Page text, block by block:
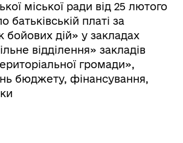
Електронна черга в ТЦК
міської ради від 25 лютого
батьківській платі за
бойових дій» у закладах
відділення» закладів
громади»,
бюджету, фінансування,